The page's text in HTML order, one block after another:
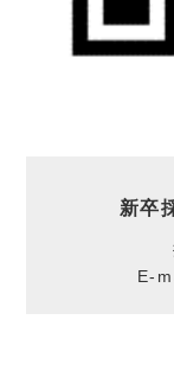
新卒
E-